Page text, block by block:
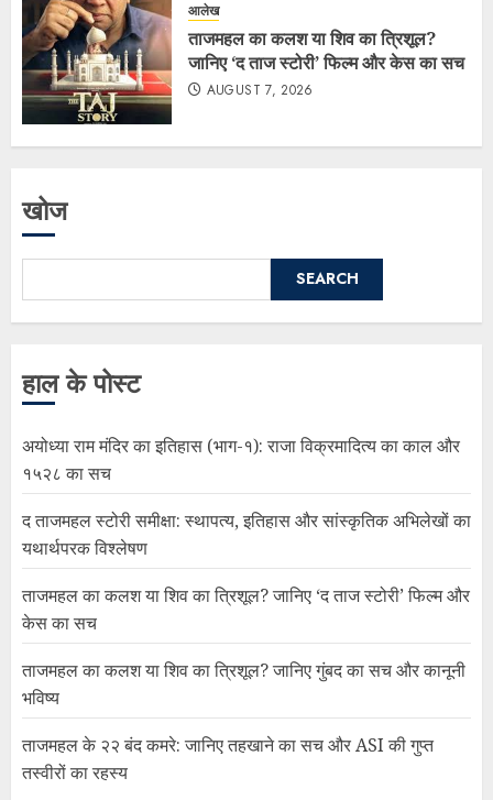
आलेख
ताजमहल का कलश या शिव का त्रिशूल?
जानिए ‘द ताज स्टोरी’ फिल्म और केस का सच
AUGUST 7, 2026
खोज
SEARCH
हाल के पोस्ट
अयोध्या राम मंदिर का इतिहास (भाग-१): राजा विक्रमादित्य का काल और
१५२८ का सच
द ताजमहल स्टोरी समीक्षा: स्थापत्य, इतिहास और सांस्कृतिक अभिलेखों का
यथार्थपरक विश्लेषण
ताजमहल का कलश या शिव का त्रिशूल? जानिए ‘द ताज स्टोरी’ फिल्म और
केस का सच
ताजमहल का कलश या शिव का त्रिशूल? जानिए गुंबद का सच और कानूनी
भविष्य
ताजमहल के २२ बंद कमरे: जानिए तहखाने का सच और ASI की गुप्त
तस्वीरों का रहस्य